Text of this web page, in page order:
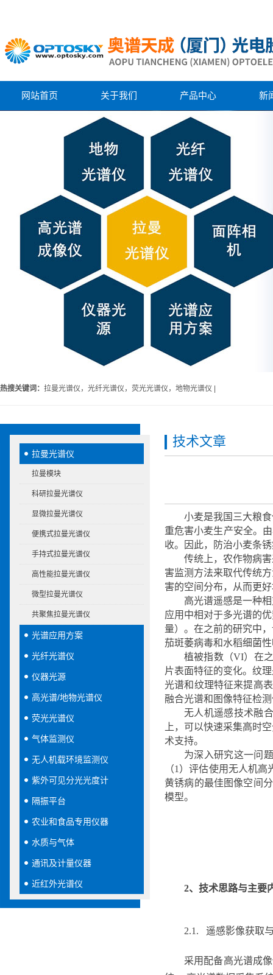
网站首页 关于我们 产品中心 新
热搜关键词： 拉曼光谱仪，光纤光谱仪，荧光光谱仪，地物光谱仪 |
拉曼光谱仪
拉曼模块
科研拉曼光谱仪
显微拉曼光谱仪
便携式拉曼光谱仪
手持式拉曼光谱仪
高性能拉曼光谱仪
微型拉曼光谱仪
共聚焦拉曼光谱仪
光谱应用方案
光纤光谱仪
仪器光源
高光谱/地物光谱仪
荧光光谱仪
气体监测仪
无人机载环境监测仪
紫外可见分光光度计
隔振平台
农业和食品专用仪器
水质与气体
通讯及计量仪器
近红外光谱仪
技术文章
小麦是我国三大粮
重危害小麦生产安全。
收。因此，防治小麦条
传统上，农作物病
害监测方法来取代传统
害的空间分布，从而更
高光谱遥感是一种
应用中相对于多光谱的
量）。在之前的研究中
茄斑萎病毒和水稻细菌
植被指数（VI）在
片表面特征的变化。纹
光谱和纹理特征来提高
融合光谱和图像特征检
无人机遥感技术融
上，可以快速采集高时
术支持。
为深入研究这一问
（1）评估使用无人机
黄锈病的最佳图像空间
模型。
2、 技术思路与主要
2.1. 遥感影像获取
采用配备高光谱成